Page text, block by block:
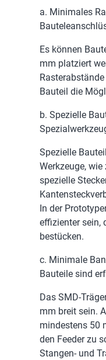
a. Minimales
Es können
mm platziert
Bauteil die
b. Spezielle
Spezielle
Werkzeuge,
spezielle
In der
effizienter sein,
bestücken.
c. Minimale
Bauteile sind
Das SMD-
mm breit sein.
mindestens 50
den Feeder zu
Stangen- und